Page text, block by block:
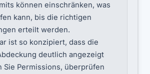
können einschränken, was
kann, bis die richtigen
erteilt werden.
ist so konzipiert, dass die
deutlich angezeigt
Sie Permissions, überprüfen